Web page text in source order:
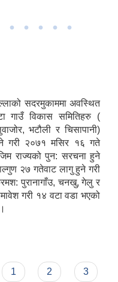
सदरमुकाममा अवस्थित
गाउँ विकास समितिहरु (
भटौली र चिसापानी)
गरी २०७१ मसिर १६ गते
राज्यको पुन: सरचना हुने
२७ गतेवाट लागु हुने गरी
पुरानागाँउ, चनखु, गेलु र
गरी १४ वटा वडा भएको
छ ।
1 2
3